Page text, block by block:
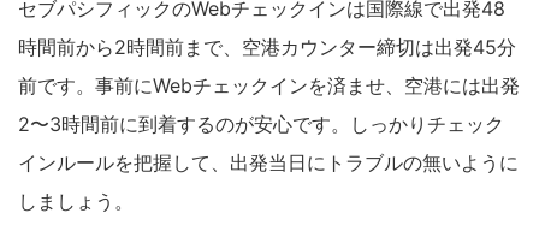
セブパシフィックのWebチェックインは国際線で出発48
時間前から2時間前まで、空港カウンター締切は出発45分
前です。事前にWebチェックインを済ませ、空港には出発
2〜3時間前に到着するのが安心です。しっかりチェック
インルールを把握して、出発当日にトラブルの無いように
しましょう。